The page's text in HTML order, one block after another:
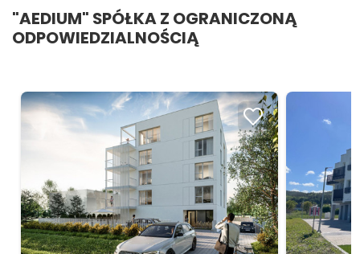
"AEDIUM" SPÓŁKA Z OGRANICZONĄ
ODPOWIEDZIALNOŚCIĄ